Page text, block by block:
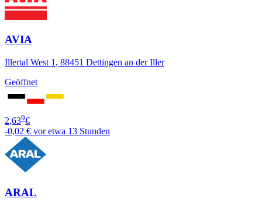
AVIA
Illertal West 1, 88451 Dettingen an der Iller
Geöffnet
2,639€
-0,02 € vor etwa 13 Stunden
ARAL